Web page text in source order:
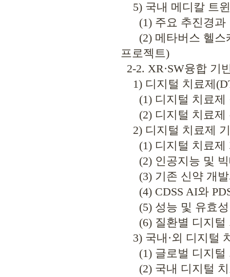
5) 국내 메디칼 트
(1) 주요 추진경과
(2) 메타버스 헬스
프로젝트)
2-2. XR·SW융합 기
1) 디지털 치료제
(1) 디지털 치료제
(2) 디지털 치료제
2) 디지털 치료제
(1) 디지털 치료제
(2) 인공지능 및 빅
(3) 기존 신약 개발
(4) CDSS AI와
(5) 성능 및 유효성
(6) 질환별 디지털
3) 국내·외 디지털
(1) 글로벌 디지털
(2) 국내 디지털 치